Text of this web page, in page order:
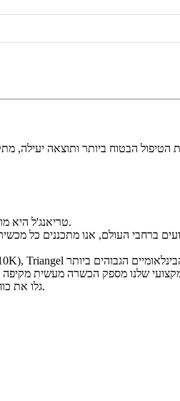
טריאנג'ל היא מובילה עולמית בחדשנות בתחום האנדולזר והמכשירים הרפואיים האסתטיים.
ברחבי העולם, אנו מתכננים כל
גלו את כוחה של החדשנות עם טריאנג'ל - השותף המהימן שלכם באסתטיקה רפואית.